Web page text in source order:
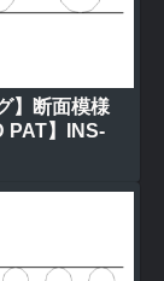
】断面模様
PAT】INS-